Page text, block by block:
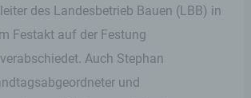
des Landesbetrieb Bauen (LBB) in
Festakt auf der Festung
Auch Stephan
und